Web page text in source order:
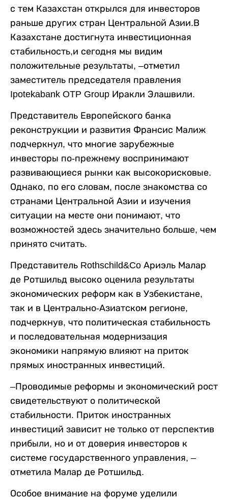
с тем Казахстан открылся для инвесторов
раньше других стран Центральной Азии.В
Казахстане достигнута инвестиционная
стабильность,и сегодня мы видим
положительные результаты, –отметил
заместитель председателя правления
Ipotekabank OTP Group Иракли Элашвили.
Представитель Европейского банка
реконструкции и развития Франсис Малиж
подчеркнул, что многие зарубежные
инвесторы по-прежнему воспринимают
развивающиеся рынки как высокорисковые.
Однако, по его словам, после знакомства со
странами Центральной Азии и изучения
ситуации на месте они понимают, что
возможностей здесь значительно больше, чем
принято считать.
Представитель Rothschild&Co Ариэль Малар
де Ротшильд высоко оценила результаты
экономических реформ как в Узбекистане,
так и в Центрально-Азиатском регионе,
подчеркнув, что политическая стабильность
и последовательная модернизация
экономики напрямую влияют на приток
прямых иностранных инвестиций.
–Проводимые реформы и экономический рост
свидетельствуют о политической
стабильности. Приток иностранных
инвестиций зависит не только от перспектив
прибыли, но и от доверия инвесторов к
системе государственного управления, –
отметила Малар де Ротшильд.
Особое внимание на форуме уделили